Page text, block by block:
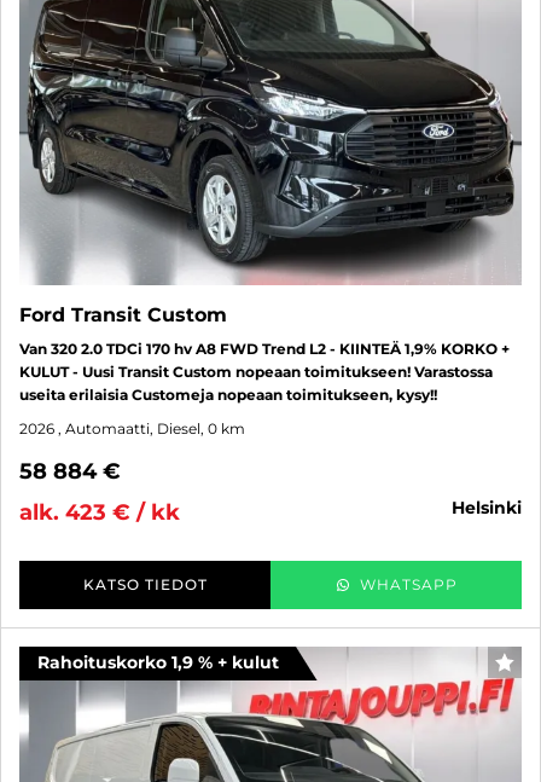
Ford Transit Custom
Van 320 2.0 TDCi 170 hv A8 FWD Trend L2 - KIINTEÄ 1,9% KORKO +
KULUT - Uusi Transit Custom nopeaan toimitukseen! Varastossa
useita erilaisia Customeja nopeaan toimitukseen, kysy!!
2026 , Automaatti, Diesel, 0 km
58 884 €
alk. 423 € / kk
helsinki
KATSO TIEDOT WHATSAPP
Rahoituskorko 1,9 % + kulut